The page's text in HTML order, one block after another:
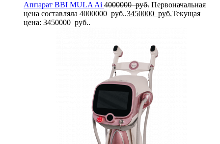
Аппарат BBI MULA Ai 4000000руб. Первоначальная
цена составляла 4000000 руб..3450000 руб.Текущая
цена: 3450000 руб..